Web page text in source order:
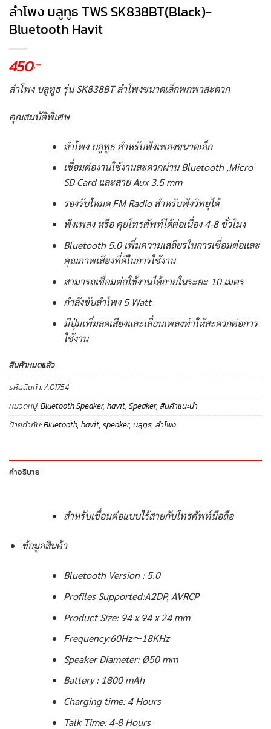
ลำโพง บลูทูธ TWS SK838BT(Black)-
Bluetooth Havit
450.-
ลำโพง บลูทูธ รุ่น SK838BT ลำโพงขนาดเล็กพกพาสะดวก
คุณสมบัติพิเศษ
ลำโพง บลูทูธ สำหรับฟังเพลงขนาดเล็ก
เชื่อมต่องานใช้งานสะดวกผ่าน Bluetooth ,Micro
SD Card และสาย Aux 3.5 mm
รองรับโหมด FM Radio สำหรับฟังวิทยุได้
ฟังเพลง หรือ คุยโทรศัพท์ได้ต่อเนื่อง 4-8 ชั่วโมง
Bluetooth 5.0 เพิ่มความเสถียรในการเชื่อมต่อและ
คุณภาพเสียงที่ดีในการใช้งาน
สามารถเชื่อมต่อใช้งานได้ภายในระยะ 10 เมตร
กำลังขับลำโพง 5 Watt
มีปุ่มเพิ่มลดเสียงและเลื่อนเพลงทำให้สะดวกต่อการ
ใช้งาน
สินค้าหมดแล้ว
รหัสสินค้า:A01754
หมวดหมู่:Bluetooth Speaker, havit, Speaker, สินค้าแนะนำ
ป้ายกำกับ:Bluetooth, havit, speaker, บลูทูธ, ลำโพง
คำอธิบาย
สำหรับเชื่อมต่อแบบไร้สายกับโทรศัพท์มือถือ
ข้อมูลสินค้า
Bluetooth Version : 5.0
Profiles Supported:A2DP, AVRCP
Product Size: 94 x 94 x 24 mm
Frequency:60Hz〜18KHz
Speaker Diameter: Ø50 mm
Battery : 1800 mAh
Charging time: 4 Hours
Talk Time: 4-8 Hours